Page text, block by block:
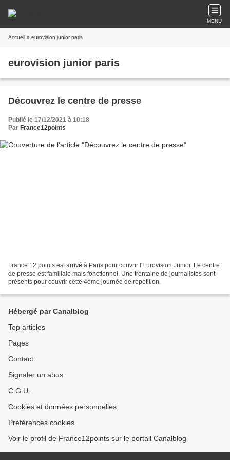
MENU
Accueil » eurovision junior paris
eurovision junior paris
Découvrez le centre de presse
Publié le 17/12/2021 à 10:18
Par France12points
France 12 points est arrivé à Paris pour couvrir l'Eurovision Junior. Le centre
de presse est familiale mais fonctionnel. Une trentaine de journalistes sont
présents pour couvrir cette 4ème journée de répétition.
Hébergé par Canalblog
Top articles
Pages
Contact
Signaler un abus
C.G.U.
Cookies et données personnelles
Préférences cookies
Voir le profil de France12points sur le portail Canalblog